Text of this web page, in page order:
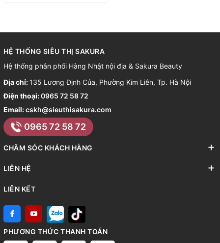
HỆ THỐNG SIÊU THỊ SAKURA
Hệ thống phân phối Hàng Nhật nội địa & Sakura Beauty
Địa chỉ: 135 Lương Định Của, Phường Kim Liên, Tp. Hà Nội
Điện thoại:0965 72 58 72
Email:cskh@sieuthisakura.com
0965 72 58 72
CHĂM SÓC KHÁCH HÀNG
LIÊN HỆ
LIÊN KẾT
PHƯƠNG THỨC THANH TOÁN